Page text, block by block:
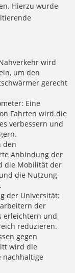
Hierzu wurde
wird
um den
gerecht
Eine
Fahrten wird die
verbessern und
den
Anbindung der
die Mobilität der
die Nutzung
der Universität:
der
erleichtern und
reduzieren.
gegen
wird die
nachhaltige